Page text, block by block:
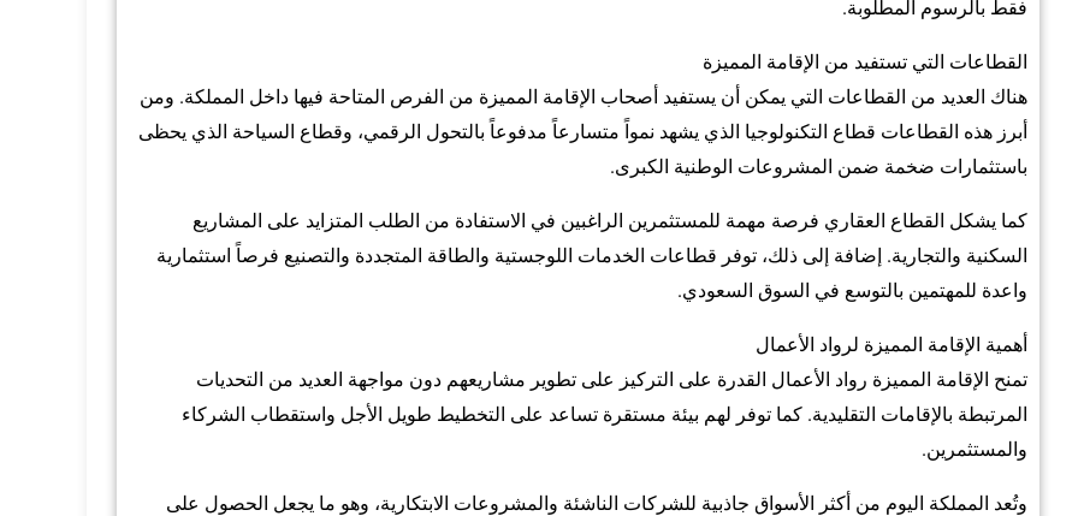
فقط بالرسوم المطلوبة.
القطاعات التي تستفيد من الإقامة المميزة
هناك العديد من القطاعات التي يمكن أن يستفيد أصحاب الإقامة المميزة من الفرص المتاحة فيها داخل المملكة. ومن
أبرز هذه القطاعات قطاع التكنولوجيا الذي يشهد نمواً متسارعاً مدفوعاً بالتحول الرقمي، وقطاع السياحة الذي يحظى
باستثمارات ضخمة ضمن المشروعات الوطنية الكبرى.
كما يشكل القطاع العقاري فرصة مهمة للمستثمرين الراغبين في الاستفادة من الطلب المتزايد على المشاريع
السكنية والتجارية. إضافة إلى ذلك، توفر قطاعات الخدمات اللوجستية والطاقة المتجددة والتصنيع فرصاً استثمارية
واعدة للمهتمين بالتوسع في السوق السعودي.
أهمية الإقامة المميزة لرواد الأعمال
تمنح الإقامة المميزة رواد الأعمال القدرة على التركيز على تطوير مشاريعهم دون مواجهة العديد من التحديات
المرتبطة بالإقامات التقليدية. كما توفر لهم بيئة مستقرة تساعد على التخطيط طويل الأجل واستقطاب الشركاء
والمستثمرين.
وتُعد المملكة اليوم من أكثر الأسواق جاذبية للشركات الناشئة والمشروعات الابتكارية، وهو ما يجعل الحصول على